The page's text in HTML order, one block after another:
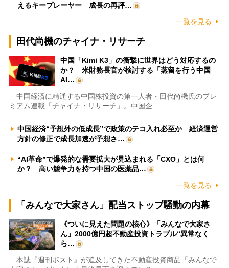
えるキープレーヤー 成長の再評…
一覧を見る
田代尚機のチャイナ・リサーチ
中国「Kimi K3」の衝撃に世界はどう対応するの
か？ 米財務長官が検討する「蒸留を行う中国
AI…
中国経済に精通する中国株投資の第一人者・田代尚機氏のプレ
ミアム連載「チャイナ・リサーチ」。中国企…
中国経済“予想外の低成長”で政策のテコ入れ必至か 経済運営
方針の修正で成長加速が予想さ…
“AI革命”で爆発的な需要拡大が見込まれる「CXO」とは何
か？ 高い競争力を持つ中国の医薬品…
一覧を見る
「みんなで大家さん」配当ストップ騒動の内幕
《ついに見えた問題の核心》「みんなで大家さ
ん」2000億円超不動産投資トラブル“異常なく
ら…
本誌『週刊ポスト』が追及してきた不動産投資商品「みんなで